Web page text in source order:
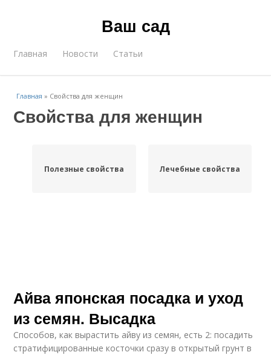
Ваш сад
Главная Новости Статьи
Главная » Свойства для женщин
Свойства для женщин
Полезные свойства Лечебные свойства
Айва японская посадка и уход
из семян. Высадка
Способов, как вырастить айву из семян, есть 2: посадить
стратифицированные косточки сразу в открытый грунт в